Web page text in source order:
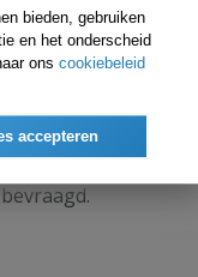
al jouw
kunnen worden
van
bieden, gebruiken
en het onderscheid
ons cookiebeleid
accepteren